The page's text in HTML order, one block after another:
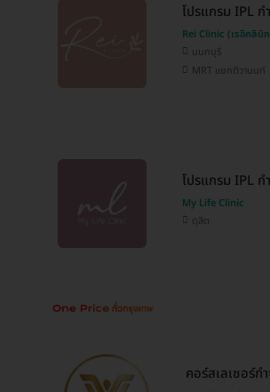
โปรแกรม IPL
Rei Clinic (เรอิคลินิ
นนทบุรี
MRT แยกติวานนท์
โปรแกรม IPL ก
My Life Clinic
ดุสิต
คอร์สเลเซอร์